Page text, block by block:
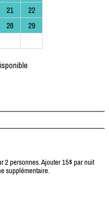
21
22
28
29
2 personnes. Ajouter 15$ par nuit
supplémentaire.